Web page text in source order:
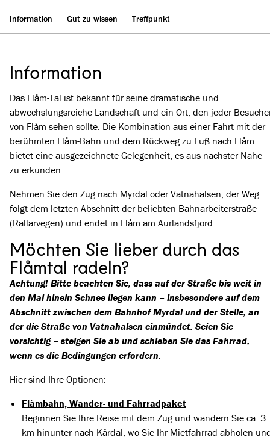
Information Gut zu wissen Treffpunkt
Information
Das Flåm-Tal ist bekannt für seine dramatische und
abwechslungsreiche Landschaft und ein Ort, den jeder
von Flåm sehen sollte. Die Kombination aus einer Fahrt mit der
berühmten Flåm-Bahn und dem Rückweg zu Fuß nach Flåm
bietet eine ausgezeichnete Gelegenheit, es aus nächster Nähe
zu erkunden.
Nehmen Sie den Zug nach Myrdal oder Vatnahalsen, der Weg
folgt dem letzten Abschnitt der beliebten Bahnarbeiterstraße
(Rallarvegen) und endet in Flåm am Aurlandsfjord.
Möchten Sie lieber durch das
Flåmtal radeln?
Achtung! Bitte beachten Sie, dass auf der Straße bis weit in
den Mai hinein Schnee liegen kann – insbesondere auf dem
Abschnitt zwischen dem Bahnhof Myrdal und der Stelle, an
der die Straße von Vatnahalsen einmündet. Seien Sie
vorsichtig – steigen Sie ab und schieben Sie das Fahrrad,
wenn es die Bedingungen erfordern.
Hier sind Ihre Optionen:
Flåmbahn, Wander- und Fahrradpaket
Beginnen Sie Ihre Reise mit dem Zug und wandern Sie ca. 3
km hinunter nach Kårdal, wo Sie Ihr Mietfahrrad abholen